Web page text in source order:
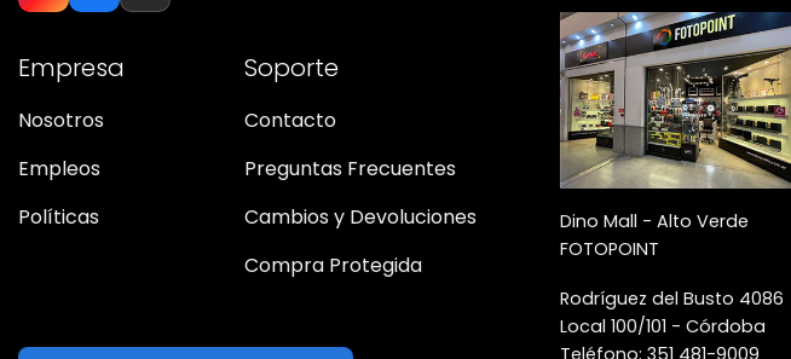
Empresa
Nosotros
Empleos
Políticas
Soporte
Contacto
Preguntas Frecuentes
Cambios y Devoluciones
Compra Protegida
Dino Mall - Alto Verde
FOTOPOINT
Rodríguez del Busto 4086
Local 100/101 - Córdoba